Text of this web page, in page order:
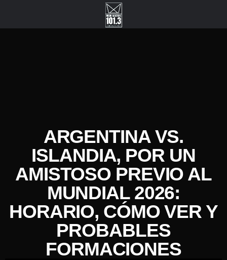
ARGENTINA VS.
ISLANDIA, POR UN
AMISTOSO PREVIO AL
MUNDIAL 2026:
HORARIO, CÓMO VER Y
PROBABLES
FORMACIONES